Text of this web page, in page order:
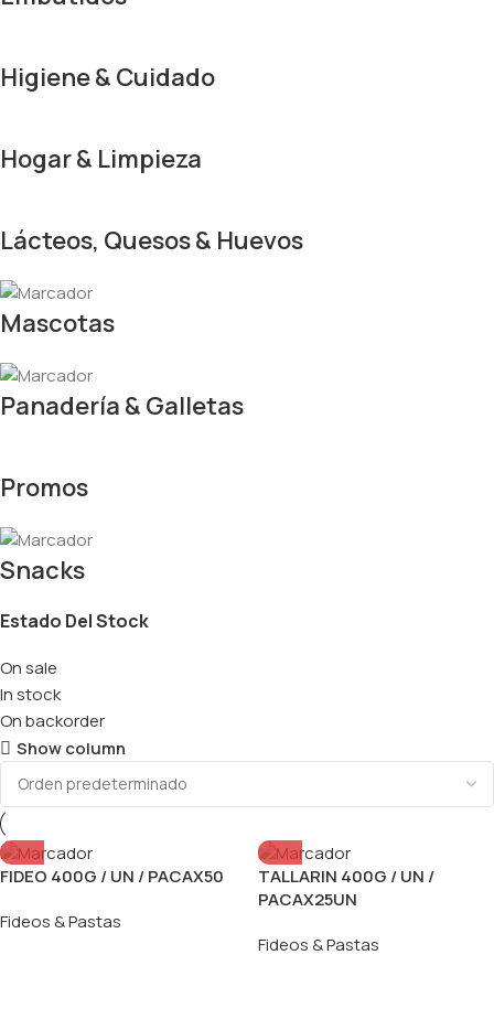
Higiene & Cuidado
Hogar & Limpieza
Lácteos, Quesos & Huevos
Mascotas
Panadería & Galletas
Promos
Snacks
Estado Del Stock
On sale
In stock
On backorder
Show column
FIDEO 400G / UN / PACAX50
Fideos & Pastas
TALLARIN 400G / UN /
PACAX25UN
Fideos & Pastas